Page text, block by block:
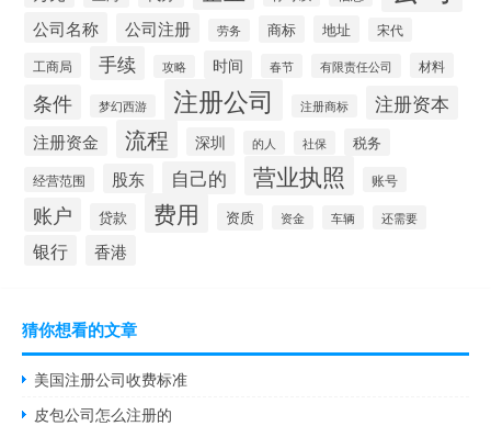
公司名称 公司注册 劳务 商标 地址 宋代
工商局 手续 攻略 时间 春节 有限责任公司 材料
条件 梦幻西游 注册公司 注册商标 注册资本
注册资金 流程 深圳 的人 社保 税务
经营范围 股东 自己的 营业执照 账号
账户 贷款 费用 资质 资金 车辆 还需要
银行 香港
猜你想看的文章
美国注册公司收费标准
皮包公司怎么注册的